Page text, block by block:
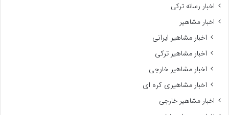
اخبار رسانه ترکی
اخبار مشاهیر
اخبار مشاهیر ایرانی
اخبار مشاهیر ترکی
اخبار مشاهیر خارجی
اخبار مشاهیری کره ای
اخبار مشاهیر خارجی